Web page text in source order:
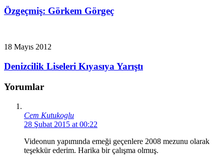
Özgeçmiş: Görkem Görgeç
18 Mayıs 2012
Denizcilik Liseleri Kıyasıya Yarıştı
Yorumlar
Cem Kutukoglu
28 Şubat 2015 at 00:22
Videonun yapımında emeği geçenlere 2008 mezunu olarak
teşekkür ederim. Harika bir çalışma olmuş.